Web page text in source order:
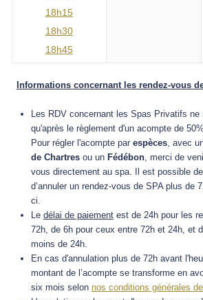
18h15
18h30
18h45
Informations concernant les rendez-vous
Les RDV concernant les Spas Privatifs
qu'après le règlement d'un acompte de 50%
Pour régler l'acompte par espèces, avec
de Chartresou un Fédébon, merci de
vous directement au spa.
Il est possible
d’annuler un rendez-vous de SPA plus de
ci.
Le délai de paiementest de 24h pour les
72h, de 6h pour ceux entre 72h et 24h, et
moins de 24h.
En cas d'annulation plus de 72h avant
montant de l’acompte se transforme en
six mois selon nos conditions générales